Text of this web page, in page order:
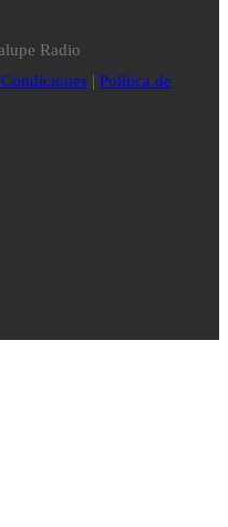
Radio
| Política de